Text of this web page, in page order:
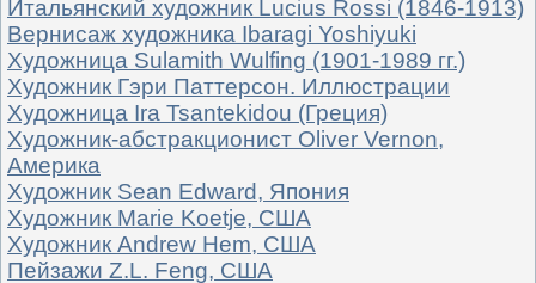
Итальянский художник Lucius Rossi (1846-1913)
Вернисаж художника Ibaragi Yoshiyuki
Художница Sulamith Wulfing (1901-1989 гг.)
Художник Гэри Паттерсон. Иллюстрации
Художница Ira Tsantekidou (Греция)
Художник-абстракционист Oliver Vernon,
Америка
Художник Sean Edward, Япония
Художник Marie Koetje, США
Художник Andrew Hem, США
Пейзажи Z.L. Feng, США